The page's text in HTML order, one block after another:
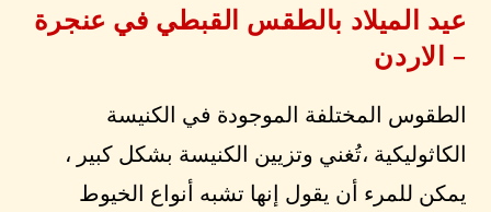
عيد الميلاد بالطقس القبطي في عنجرة
– الاردن
الطقوس المختلفة الموجودة في الكنيسة
الكاثوليكية ،تُغني وتزيين الكنيسة بشكل كبير ،
يمكن للمرء أن يقول إنها تشبه أنواع الخيوط